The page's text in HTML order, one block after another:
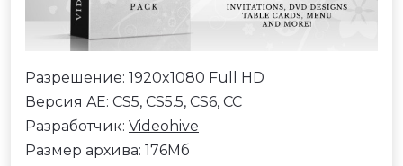
Разрешение: 1920x1080 Full HD
Версия AE: CS5, CS5.5, CS6, CC
Разработчик: Videohive
Размер архива: 176Мб